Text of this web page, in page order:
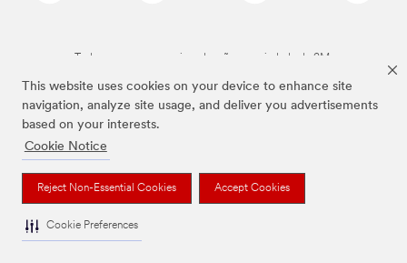
This website uses cookies on your device to enhance site
navigation, analyze site usage, and deliver you advertisements
based on your interests.
Cookie Notice
Reject Non-Essential Cookies Accept Cookies
Cookie Preferences
Todas as marcas mencionadas são propriedade da 3M.